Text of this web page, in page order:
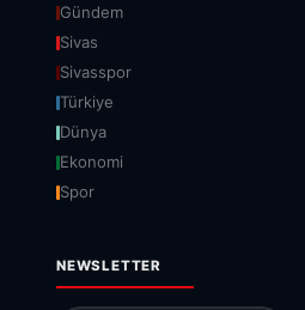
Gündem
Sivas
Sivasspor
Türkiye
Dünya
Ekonomi
Spor
NEWSLETTER